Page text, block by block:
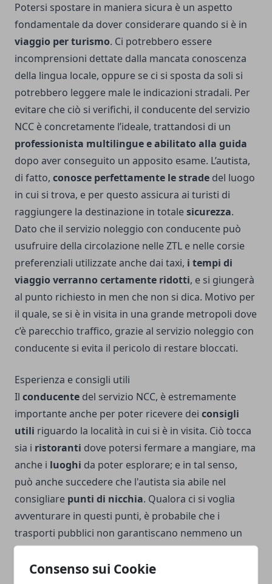
Consenso sui Cookie
Potersi spostare in maniera sicura è un aspetto
fondamentale da dover considerare quando si è in
viaggio per turismo. Ci potrebbero essere
incomprensioni dettate dalla mancata conoscenza
della lingua locale, oppure se ci si sposta da soli si
potrebbero leggere male le indicazioni stradali. Per
evitare che ciò si verifichi, il conducente del servizio
NCC è concretamente l’ideale, trattandosi di un
professionista multilingue e abilitato alla guida
dopo aver conseguito un apposito esame. L’autista,
di fatto, conosce perfettamente le strade del luogo
in cui si trova, e per questo assicura ai turisti di
raggiungere la destinazione in totalesicurezza.
Dato che il servizio noleggio con conducente può
usufruire della circolazione nelle ZTL e nelle corsie
preferenziali utilizzate anche dai taxi, i tempi di
viaggio verranno certamente ridotti, e si giungerà
al punto richiesto in men che non si dica. Motivo per
il quale, se si è in visita in una grande metropoli dove
c’è parecchio traffico, grazie al servizio noleggio con
conducente si evita il pericolo di restare bloccati.
Esperienza e consigli utili
Il conducente del servizio NCC, è estremamente
importante anche per poter ricevere dei consigli
utili riguardo la località in cui si è in visita. Ciò tocca
sia i ristoranti dove potersi fermare a mangiare, ma
anche i luoghi da poter esplorare; e in tal senso,
può anche succedere che l'autista sia abile nel
consigliare punti di nicchia. Qualora ci si voglia
avventurare in questi punti, è probabile che i
trasporti pubblici non garantiscano nemmeno un
collegamento, perciò anche in questo caso è
vantaggiosoaffidarsi al servizio noleggio con